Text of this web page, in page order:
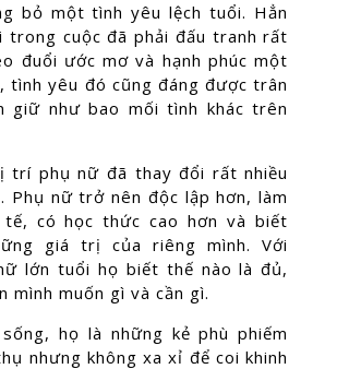
bỏ một tình yêu lệch tuổi. Hẳn
trong cuộc đã phải đấu tranh rất
đuổi ước mơ và hạnh phúc một
tình yêu đó cũng đáng được trân
giữ như bao mối tình khác trên
trí phụ nữ đã thay đổi rất nhiều
Phụ nữ trở nên độc lập hơn, làm
tế, có học thức cao hơn và biết
giá trị của riêng mình. Với
lớn tuổi họ biết thế nào là đủ,
mình muốn gì và cần gì.
họ là những kẻ phù phiếm
nhưng không xa xỉ để coi khinh